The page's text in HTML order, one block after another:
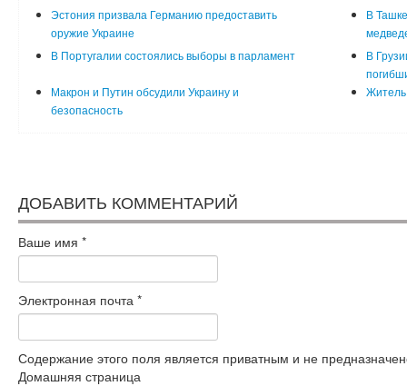
Эстония призвала Германию предоставить
оружие Украине
В
В Португалии состоялись выборы в парламент
В
Макрон и Путин обсудили Украину и
безопасность
Житель
ДОБАВИТЬ КОММЕНТАРИЙ
Ваше имя *
Электронная почта *
Содержание этого поля является приватным и не
Домашняя страница